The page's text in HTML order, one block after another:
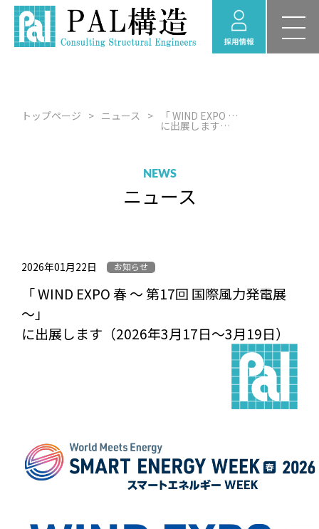
新卒採用 募集要項
採用のお問い合わせ
採用情報ニュース
トップページ ニュース 「 WIND EXPO 春 ～ 第17回 国際風力発電展 ～」
に出展します（2026年3月17日～3月19日）
NEWS
ニュース
2026年01月22日 お知らせ
「 WIND EXPO 春 ～ 第17回 国際風力発電展
～」
に出展します（2026年3月17日～3月19日）